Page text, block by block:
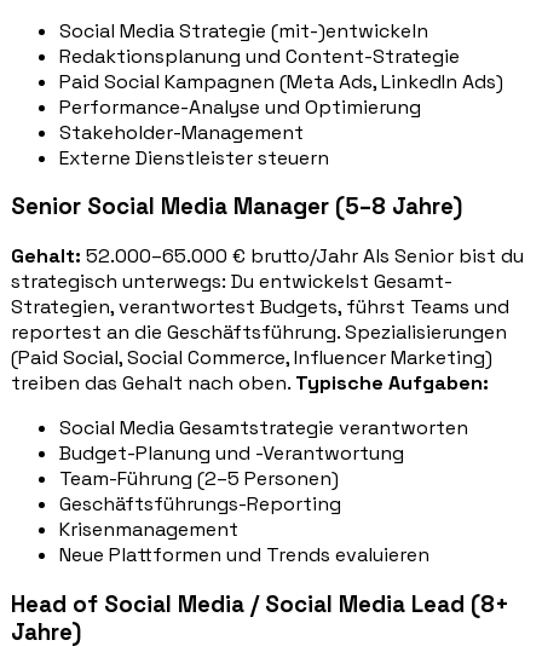
Social Media Strategie (mit-)entwickeln
Redaktionsplanung und Content-Strategie
Paid Social Kampagnen (Meta Ads, LinkedIn Ads)
Performance-Analyse und Optimierung
Stakeholder-Management
Externe Dienstleister steuern
Senior Social Media Manager (5–8 Jahre)
Gehalt: 52.000–65.000 € brutto/Jahr Als Senior bist du
strategisch unterwegs: Du entwickelst Gesamt-
Strategien, verantwortest Budgets, führst Teams und
reportest an die Geschäftsführung. Spezialisierungen
(Paid Social, Social Commerce, Influencer Marketing)
treiben das Gehalt nach oben. Typische Aufgaben:
Social Media Gesamtstrategie verantworten
Budget-Planung und -Verantwortung
Team-Führung (2–5 Personen)
Geschäftsführungs-Reporting
Krisenmanagement
Neue Plattformen und Trends evaluieren
Head of Social Media / Social Media Lead (8+
Jahre)